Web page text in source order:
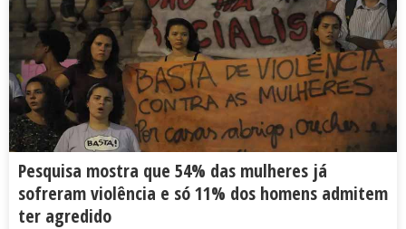
Pesquisa mostra que 54% das mulheres já
sofreram violência e só 11% dos homens admitem
ter agredido